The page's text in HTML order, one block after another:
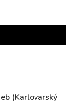
(Karlovarský